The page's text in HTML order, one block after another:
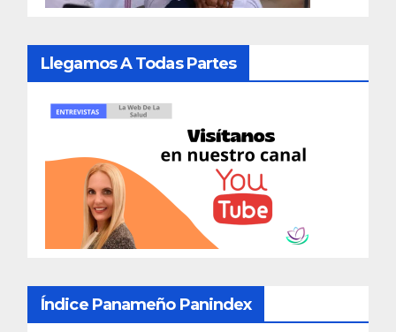
Llegamos A Todas Partes
Índice Panameño Panindex